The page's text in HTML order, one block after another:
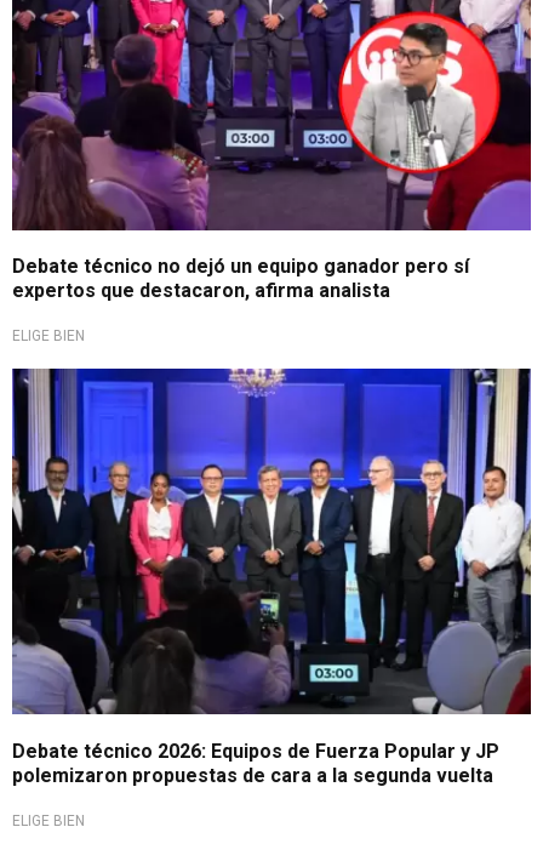
Debate técnico no dejó un equipo ganador pero sí
expertos que destacaron, afirma analista
ELIGE BIEN
Elecciones 2026
Debate técnico 2026: Equipos de Fuerza Popular y JP
polemizaron propuestas de cara a la segunda vuelta
ELIGE BIEN